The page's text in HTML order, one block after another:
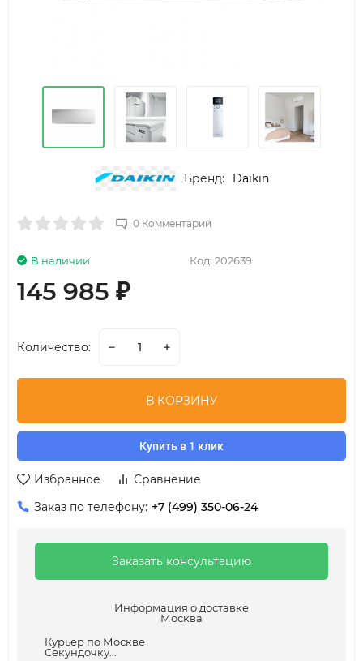
Бренд: Daikin
0 Комментарий
Код: 202639
В наличии
145 985 ₽
Количество:
В КОРЗИНУ
Купить в 1 клик
Избранное
Сравнение
Заказ по телефону: +7 (499) 350-06-24
Заказать консультацию
Информация о доставке
Москва
Курьер по Москве
Секундочку...